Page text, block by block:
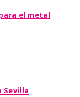
el metal
Sevilla